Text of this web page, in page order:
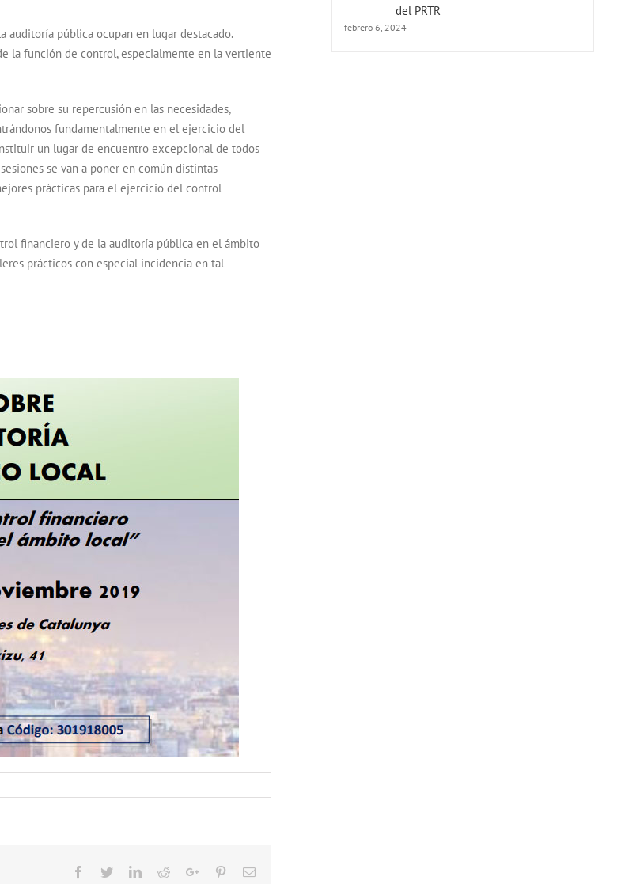
pública ocupan en lugar destacado.
la función de control, especialmente en la vertiente
sobre su repercusión en las necesidades,
fundamentalmente en el ejercicio del
un lugar de encuentro excepcional de todos
se van a poner en común distintas
prácticas para el ejercicio del control
financiero y de la auditoría pública en el ámbito
prácticos con especial incidencia en tal
Facebook
TwitterLinkedIn
RedditGoogle+PinterestEmail
del PRTR
febrero 6, 2024